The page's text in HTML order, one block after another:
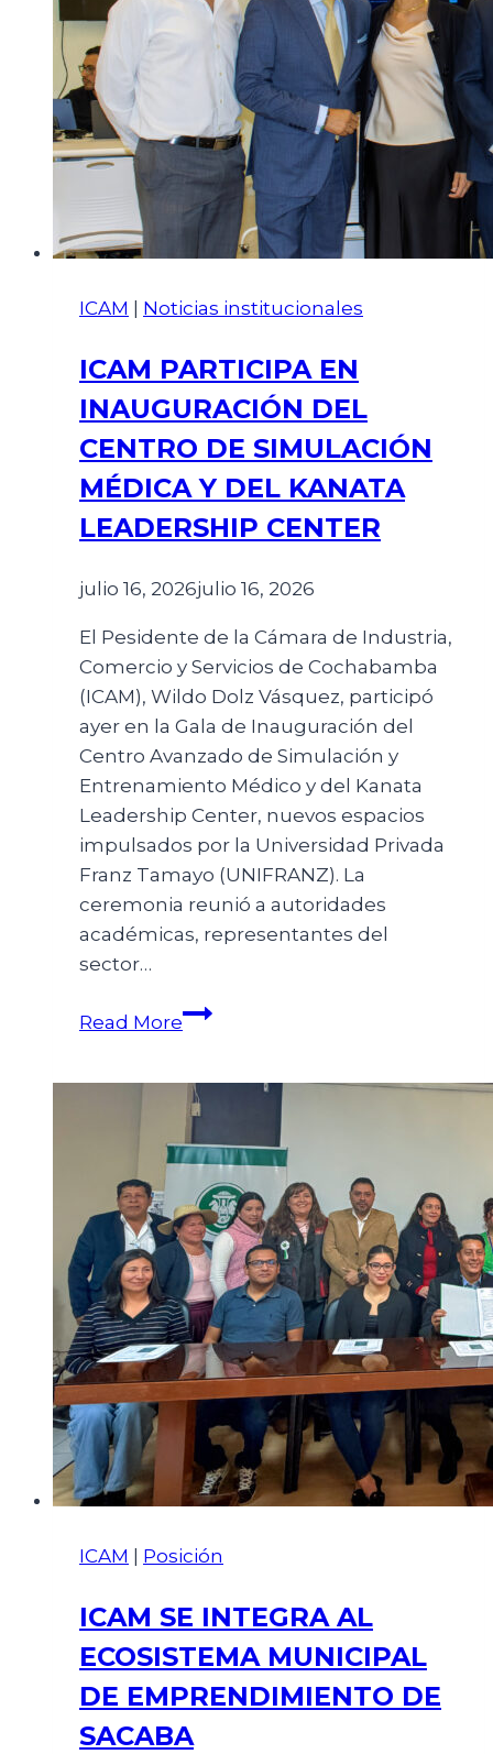
ICAM Noticias institucionales
ICAM PARTICIPA EN
INAUGURACIÓN DEL
CENTRO DE SIMULACIÓN
MÉDICA Y DEL KANATA
LEADERSHIP CENTER
julio 16, 2026julio 16, 2026
El Pesidente de la Cámara de Industria,
Comercio y Servicios de Cochabamba
(ICAM), Wildo Dolz Vásquez, participó
ayer en la Gala de Inauguración del
Centro Avanzado de Simulación y
Entrenamiento Médico y del Kanata
Leadership Center, nuevos espacios
impulsados por la Universidad Privada
Franz Tamayo (UNIFRANZ). La
ceremonia reunió a autoridades
académicas, representantes del
sector…
Read More
ICAM Posición
ICAM SE INTEGRA AL
ECOSISTEMA MUNICIPAL
DE EMPRENDIMIENTO DE
SACABA